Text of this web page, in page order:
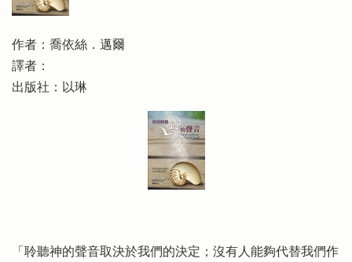
作者：喬依絲．邁爾
譯者：
出版社：以琳
「聆聽神的聲音取決於我們的決定；沒有人能夠代替我們作